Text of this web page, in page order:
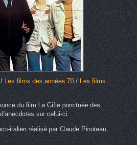
Les films des années 70/ Les films
du film La Gifle ponctuée des
sur celui-ci.
italien réalisé par Claude Pinoteau,